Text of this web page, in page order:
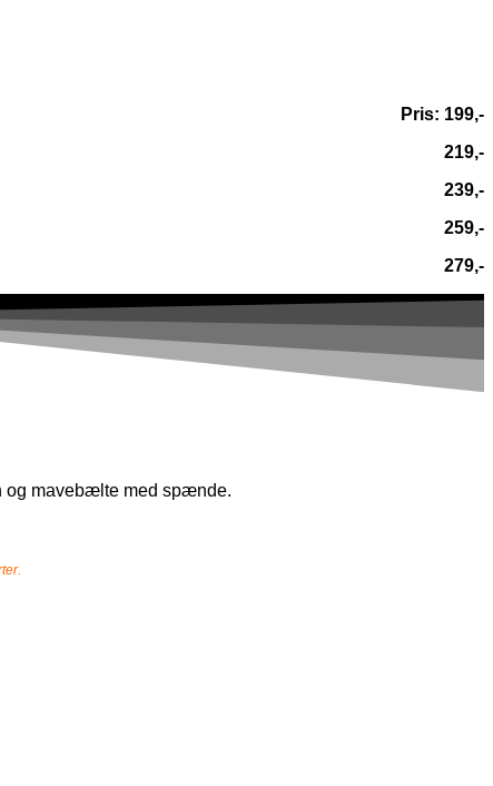
Pris: 199,-
219,-
239,-
259,-
279,-
og mavebælte med spænde.